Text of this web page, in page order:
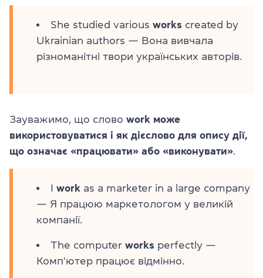
She studied various works created by
Ukrainian authors — Вона вивчала
різноманітні твори українських авторів.
Зауважимо, що слово work може
використовуватися і як дієслово для опису дії,
що означає «працювати» або «виконувати».
I work as a marketer in a large company
— Я працюю маркетологом у великій
компанії.
The computer works perfectly —
Комп'ютер працює відмінно.